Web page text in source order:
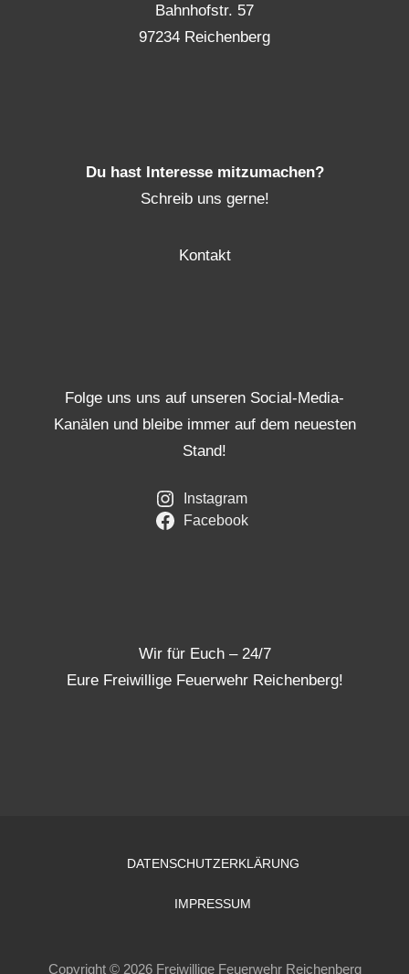
Bahnhofstr. 57
97234 Reichenberg
Du hast Interesse mitzumachen?
Schreib uns gerne!
Kontakt
Folge uns uns auf unseren Social-Media-
Kanälen und bleibe immer auf dem neuesten
Stand!
Instagram
Facebook
Wir für Euch – 24/7
Eure Freiwillige Feuerwehr Reichenberg!
DATENSCHUTZERKLÄRUNG
IMPRESSUM
Copyright © 2026 Freiwillige Feuerwehr Reichenberg